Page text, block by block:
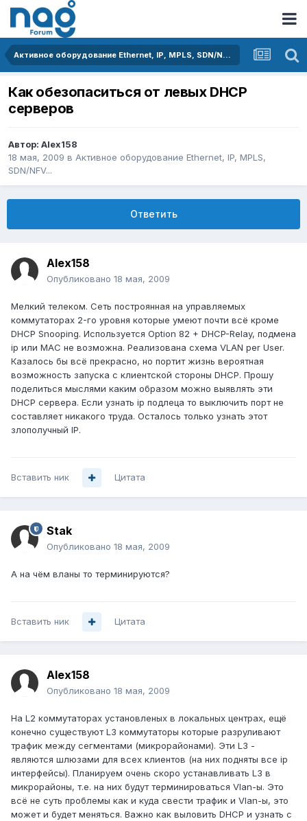
Активное оборудование Ethernet, IP, MPLS, SDN/NFV...
Как обезопаситься от левых DHCP
серверов
Автор: Alex158
18 мая, 2009 в Активное оборудование Ethernet, IP, MPLS,
SDN/NFV...
Ответить
Alex158
Опубликовано 18 мая, 2009
Мелкий телеком. Сеть построянная на управляемых
коммутаторах 2-го уровня которые умеют почти всё кроме
DHCP Snooping. Используется Option 82 + DHCP-Relay, подмена
ip или MAC не возможна. Реализована схема VLAN per User.
Казалось бы всё прекрасно, но портит жизнь вероятная
возможность запуска с клиентской стороны DHCP. Прошу
поделиться мыслями каким образом можно выявлять эти
DHCP сервера. Если узнать ip подлеца то выключить порт не
составляет никакого труда. Осталось только узнать этот
злополучный IP.
Вставить ник Цитата
Stak
Опубликовано 18 мая, 2009
А на чём вланы то терминируются?
Вставить ник Цитата
Alex158
Опубликовано 18 мая, 2009
На L2 коммутаторах установленых в локальных центрах, ещё
конечно существуют L3 коммутаторы которые разруливают
трафик между сегментами (микрорайонами). Эти L3 -
являются шлюзами для всех клиентов (на них подняты все ip
интерфейсы). Планируем очень скоро устанавливать L3 в
микрорайоны, т.е. на них будут терминироваться Vlan-ы. Это
всё не суть проблемы как и куда свести трафик и Vlan-ы, это
может и будет меняться. Важно как выловить DHCP и узнать с